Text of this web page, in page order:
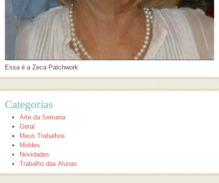
Essa é a Zeca Patchwork
Categorias
Arte da Semana
Geral
Meus Trabalhos
Moldes
Novidades
Trabalho das Alunas